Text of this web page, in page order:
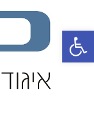
פתח סרגל נגישות